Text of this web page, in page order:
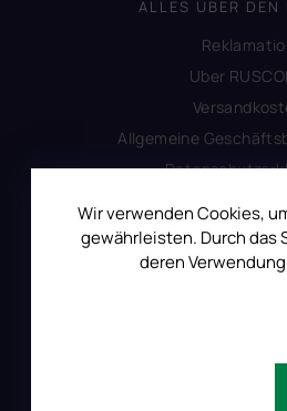
Wir verwenden Cookies,
gewährleisten. Durch das
deren
ALLES ÜBER DEN
Uber
Allgemeine